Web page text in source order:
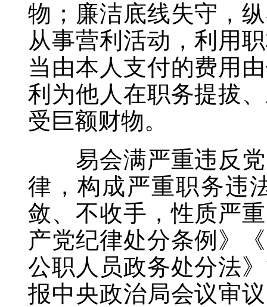
物；廉洁底线失守，
从事营利活动，利用
当由本人支付的费用
利为他人在职务提拔
受巨额财物。
易会满严重违反党
律，构成严重职务违
敛、不收手，性质严
产党纪律处分条例》
公职人员政务处分法
报中央政治局会议审